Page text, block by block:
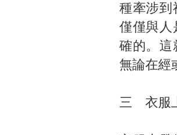
種牽涉到
僅僅與人
確的。這
無論在經
三 衣服